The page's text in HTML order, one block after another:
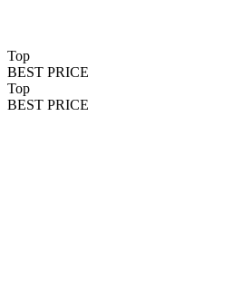
Top
BEST PRICE
Top
BEST PRICE